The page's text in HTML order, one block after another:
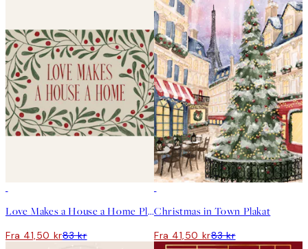
Love Makes a House a Home Plakat
Fra 41,50 kr83 kr
Christmas in Town Plakat
Fra 41,50 kr83 kr